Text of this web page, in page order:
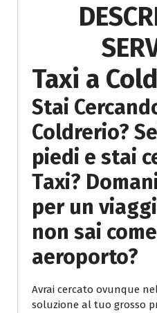
Taxi a
Stai
Coldrerio?
piedi e stai
Taxi?
per un
non sai
aeroporto?
Avrai cercato ovunque
soluzione al tuo grosso